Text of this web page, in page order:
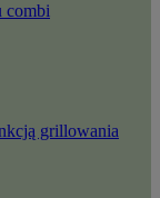
combi
grillowania